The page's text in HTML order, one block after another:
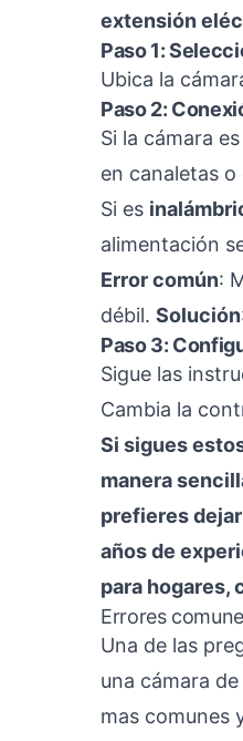
extensión
Paso 1:
Ubica la
Paso 2:
Si la cámara
en canaletas
Si es
alimentación
Error común:
débil. Solución
Paso 3:
Sigue las
Cambia la
Si sigues
manera
prefieres
años de
para hogares,
Errores
Una de las
una cámara
mas comunes